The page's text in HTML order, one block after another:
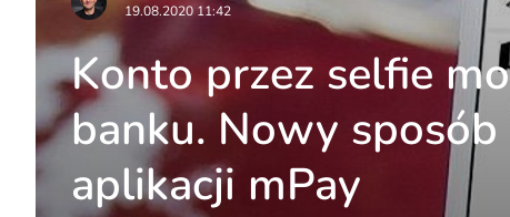
19.08.2020 11:42
Konto przez selfie
banku. Nowy
aplikacji mPay